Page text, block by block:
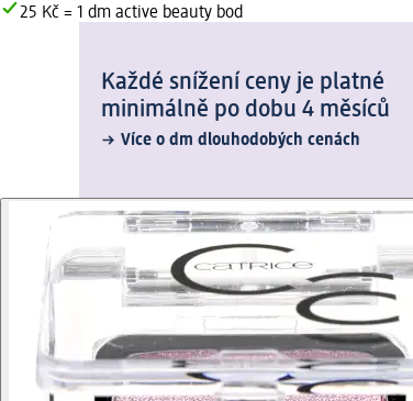
25 Kč = 1 dm active beauty bod
Každé snížení ceny je platné
minimálně po dobu 4 měsíců
Více o dm dlouhodobých cenách